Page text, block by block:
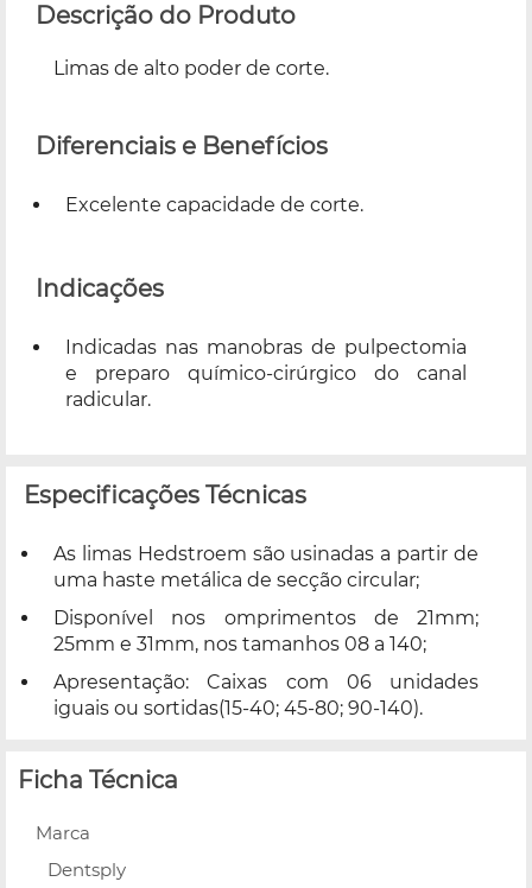
Descrição do Produto
Limas de alto poder de corte.
Diferenciais e Benefícios
Excelente capacidade de corte.
Indicações
Indicadas nas manobras de pulpectomia
e preparo químico-cirúrgico do canal
radicular.
Especificações Técnicas
As limas Hedstroem são usinadas a partir de
uma haste metálica de secção circular;
Disponível nos omprimentos de 21mm;
25mm e 31mm, nos tamanhos 08 a 140;
Apresentação: Caixas com 06 unidades
iguais ou sortidas(15-40; 45-80; 90-140).
Ficha Técnica
Marca
Dentsply